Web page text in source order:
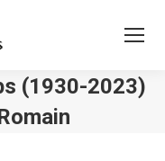
(1930-2023)